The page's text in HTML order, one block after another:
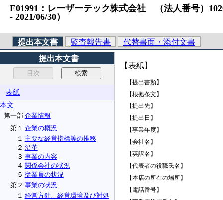
E01991：レーザーテック株式会社 （法人番号）
‐ 2021/06/30）
提出本文書 監査報告書
代替書面・添付文書
提出本文書